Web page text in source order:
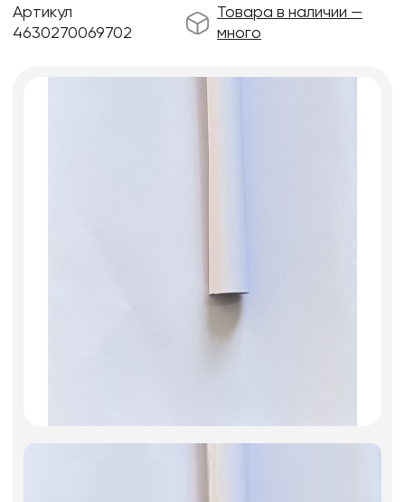
Искусственные цветы и растения
Артикул
4630270069702
Товара в наличии —
много